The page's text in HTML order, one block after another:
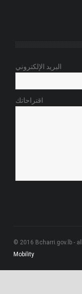
البريد الإلكتروني
اقتراحاتك
© 2016 Bcharri.gov.lb -
Mobility